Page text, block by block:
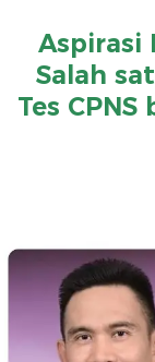
Aspirasi
Salah
Tes